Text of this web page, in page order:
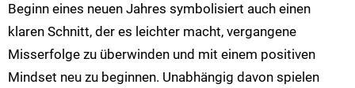
Beginn eines neuen Jahres symbolisiert auch einen
klaren Schnitt, der es leichter macht, vergangene
Misserfolge zu überwinden und mit einem positiven
Mindset neu zu beginnen. Unabhängig davon spielen